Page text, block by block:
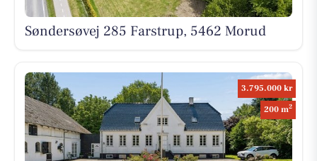
Søndersøvej 285 Farstrup, 5462 Morud
3.795.000 kr
200 m2